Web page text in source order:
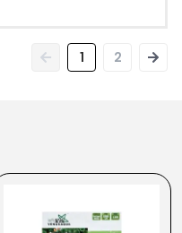
1 2